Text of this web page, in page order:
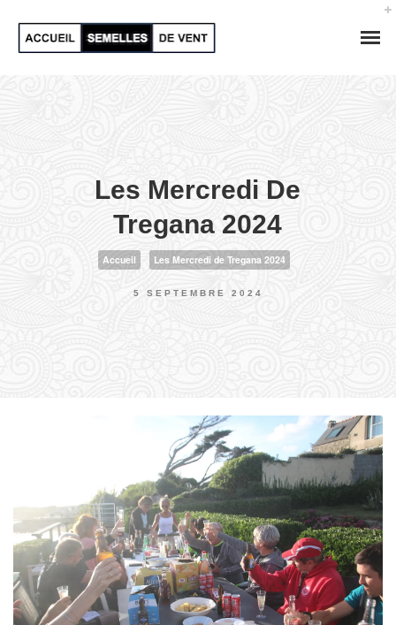
Les Mercredi De
Tregana 2024
Accueil Les Mercredi de Tregana 2024
5 SEPTEMBRE 2024